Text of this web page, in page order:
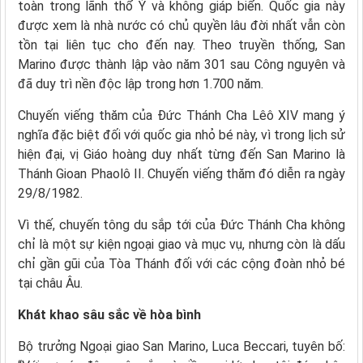
toàn trong lãnh thổ Ý và không giáp biển. Quốc gia này
được xem là nhà nước có chủ quyền lâu đời nhất vẫn còn
tồn tại liên tục cho đến nay. Theo truyền thống, San
Marino được thành lập vào năm 301 sau Công nguyên và
đã duy trì nền độc lập trong hơn 1.700 năm.
Chuyến viếng thăm của Đức Thánh Cha Lêô XIV mang ý
nghĩa đặc biệt đối với quốc gia nhỏ bé này, vì trong lịch sử
hiện đại, vị Giáo hoàng duy nhất từng đến San Marino là
Thánh Gioan Phaolô II. Chuyến viếng thăm đó diễn ra ngày
29/8/1982.
Vì thế, chuyến tông du sắp tới của Đức Thánh Cha không
chỉ là một sự kiện ngoại giao và mục vụ, nhưng còn là dấu
chỉ gần gũi của Tòa Thánh đối với các cộng đoàn nhỏ bé
tại châu Âu.
Khát khao sâu sắc về hòa bình
Bộ trưởng Ngoại giao San Marino, Luca Beccari, tuyên bố: